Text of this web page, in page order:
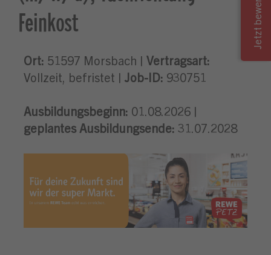
Feinkost
Ort: 51597 Morsbach | Vertragsart:
Vollzeit, befristet | Job-ID: 930751
Ausbildungsbeginn: 01.08.2026 |
geplantes Ausbildungsende: 31.07.2028